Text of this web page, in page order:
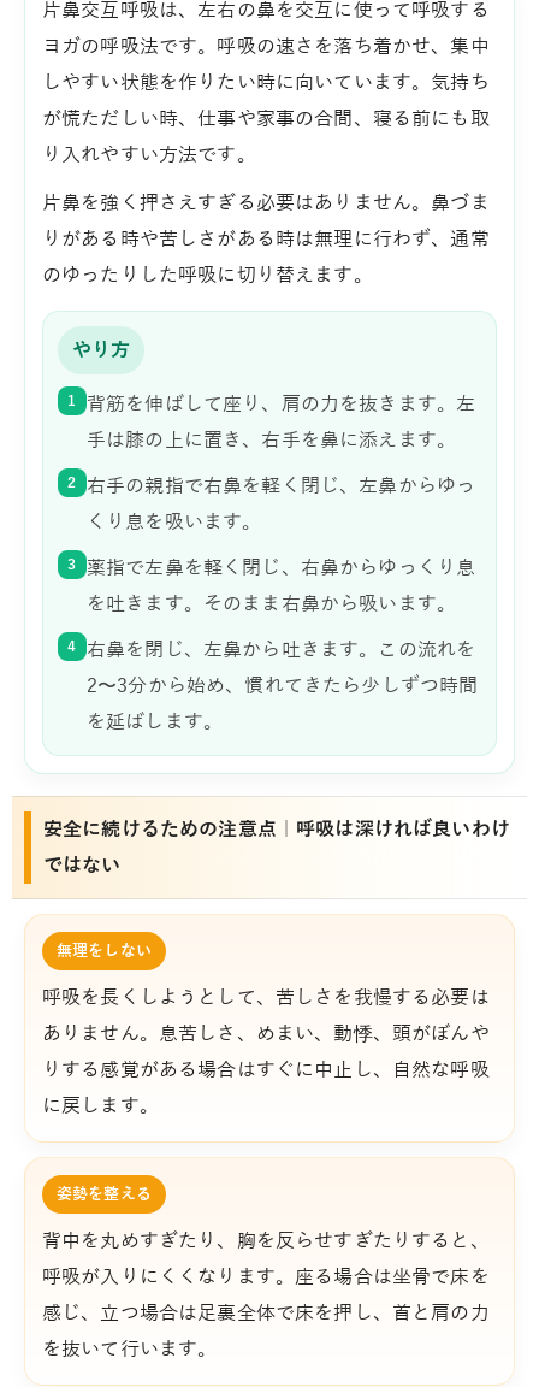
片鼻交互呼吸は、左右の鼻を交互に使って呼吸する
ヨガの呼吸法です。呼吸の速さを落ち着かせ、集中
しやすい状態を作りたい時に向いています。気持ち
が慌ただしい時、仕事や家事の合間、寝る前にも取
り入れやすい方法です。
片鼻を強く押さえすぎる必要はありません。鼻づま
りがある時や苦しさがある時は無理に行わず、通常
のゆったりした呼吸に切り替えます。
やり方
1
背筋を伸ばして座り、肩の力を抜きます。左
手は膝の上に置き、右手を鼻に添えます。
2
右手の親指で右鼻を軽く閉じ、左鼻からゆっ
くり息を吸います。
3
薬指で左鼻を軽く閉じ、右鼻からゆっくり息
を吐きます。そのまま右鼻から吸います。
4
右鼻を閉じ、左鼻から吐きます。この流れを
2〜3分から始め、慣れてきたら少しずつ時間
を延ばします。
安全に続けるための注意点｜呼吸は深ければ良いわけ
ではない
無理をしない
呼吸を長くしようとして、苦しさを我慢する必要は
ありません。息苦しさ、めまい、動悸、頭がぼんや
りする感覚がある場合はすぐに中止し、自然な呼吸
に戻します。
姿勢を整える
背中を丸めすぎたり、胸を反らせすぎたりすると、
呼吸が入りにくくなります。座る場合は坐骨で床を
感じ、立つ場合は足裏全体で床を押し、首と肩の力
を抜いて行います。